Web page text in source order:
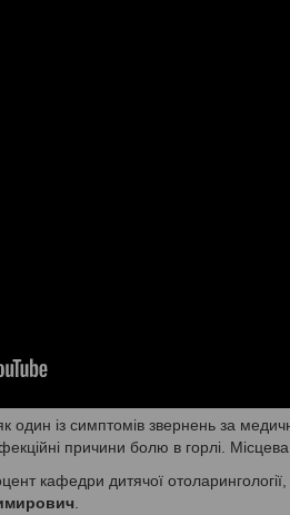
один із симптомів звернень за
причини болю в горлі.
кафедри дитячої отоларингології,